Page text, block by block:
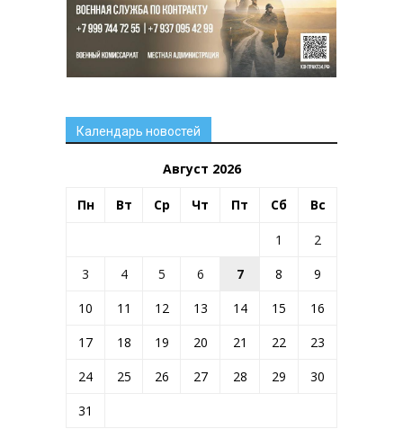
Календарь новостей
Август 2026
Пн Вт Ср Чт Пт Сб Вс
1
2
3
4 5 6 7 8
9
10
11 12 13 14 15
16
17
18 19 20 21 22
23
24
25 26 27 28 29
30
31